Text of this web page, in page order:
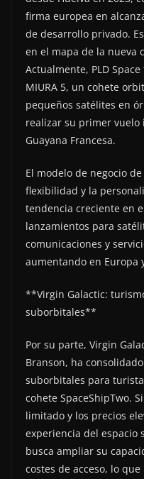
firma europea en
de desarrollo privado.
en el mapa de la nueva
Actualmente, PLD
MIURA 5, un cohete
pequeños satélites en
realizar su primer vuelo
Guayana Francesa.
El modelo de negocio
flexibilidad y la
tendencia creciente en
lanzamientos para
comunicaciones y
aumentando en Europa
**Virgin Galactic:
suborbitales**
Por su parte, Virgin
Branson, ha
suborbitales para
cohete SpaceShipTwo.
limitado y los precios
experiencia del espacio
busca ampliar su
costes de acceso, lo